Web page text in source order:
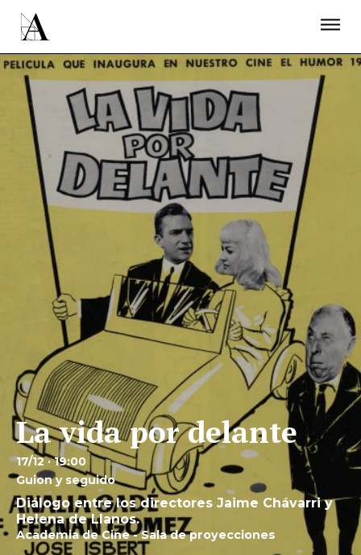
La vida por delante
17/12 · 19:00
Guion y seguido
Diálogo entre los directores Jaime Chávarri y
Helena de Llanos.
Academia de Cine - Sala de proyecciones
ACTUALIDAD
PROYECTOS
RESIDENCIAS
ÚNETE A LA ACADEMIA DE CINE
NEWSLETTER